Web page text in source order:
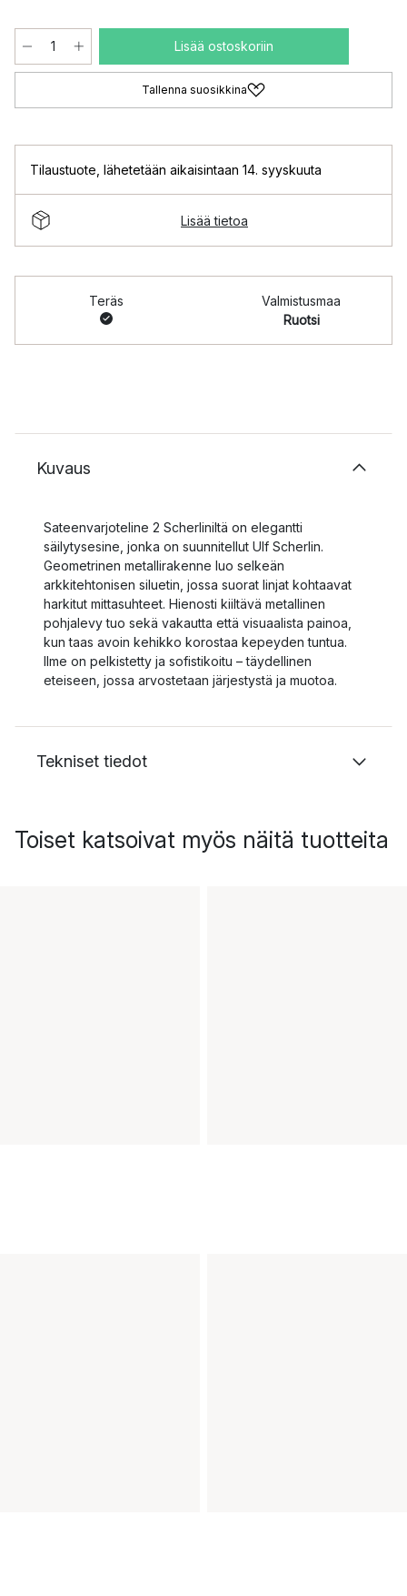
Lisää ostoskoriin
Tallenna suosikkina
Tilaustuote lähetetään aikaisintaan 14. syyskuuta
Lisää tietoa
Teräs
Valmistusmaa
Ruotsi
Kuvaus
Sateenvarjoteline 2 Scherliniltä on elegantti
säilytysesine, jonka on suunnitellut Ulf Scherlin.
Geometrinen metallirakenne luo selkeän
arkkitehtonisen siluetin, jossa suorat linjat kohtaavat
harkitut mittasuhteet. Hienosti kiiltävä metallinen
pohjalevy tuo sekä vakautta että visuaalista painoa,
kun taas avoin kehikko korostaa kepeyden tuntua.
Ilme on pelkistetty ja sofistikoitu – täydellinen
eteiseen, jossa arvostetaan järjestystä ja muotoa.
Tekniset tiedot
Toiset katsoivat myös näitä tuotteita